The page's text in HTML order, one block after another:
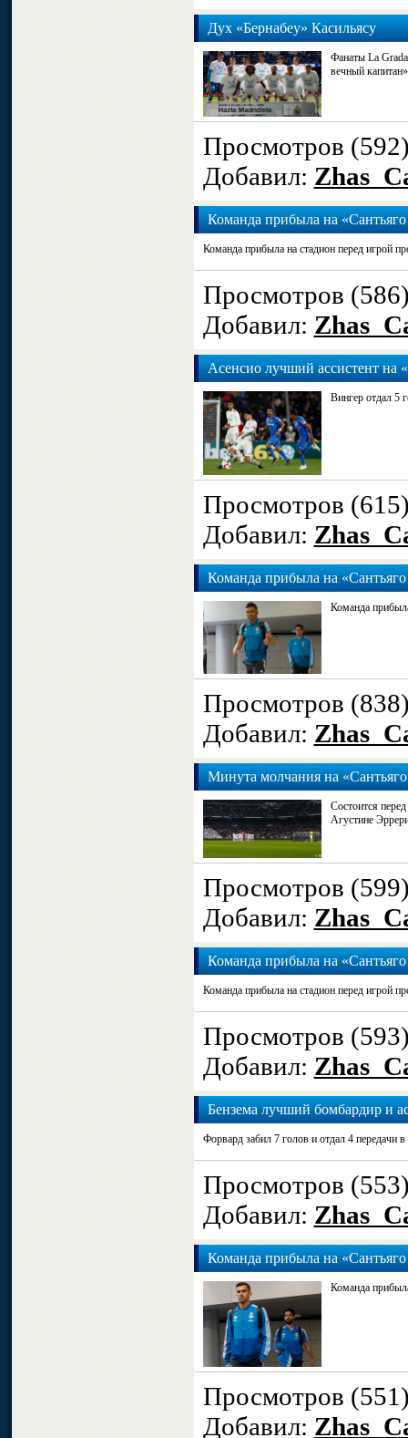
Дух «Бернабеу» Касильясу
Фанаты La
вечный
Просмотров
Добавил:
Команда прибыла на «Сантьяго
Команда прибыла на стадион перед игрой
Просмотров
Добавил:
Асенсио лучший ассистент на
Вингер отдал 5
Просмотров
Добавил:
Команда прибыла на «Сантьяго
Команда
Просмотров
Добавил:
Минута молчания на
Состоится
Агустине
Просмотров
Добавил:
Команда прибыла на «Сантьяго
Команда прибыла на стадион перед игрой
Просмотров
Добавил:
Бензема лучший бомбардир и
Форвард забил 7 голов и отдал 4 передачи
Просмотров
Добавил:
Команда прибыла на «Сантьяго
Команда
Просмотров
Добавил: